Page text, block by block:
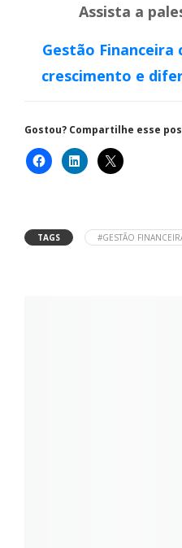
Assista a
Gestão
crescimento e
Gostou? Compartilhe esse
TAGS #GESTÃO